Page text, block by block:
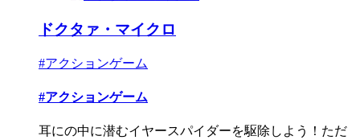
ドクタァ・マイクロ
#アクションゲーム
#アクションゲーム
耳にの中に潜むイヤースパイダーを駆除しよう！ただ